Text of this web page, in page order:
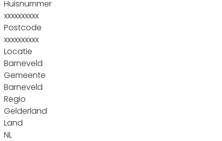
Huisnummer
xxxxxxxxxx
Postcode
xxxxxxxxxx
Locatie
Barneveld
Gemeente
Barneveld
Regio
Gelderland
Land
NL